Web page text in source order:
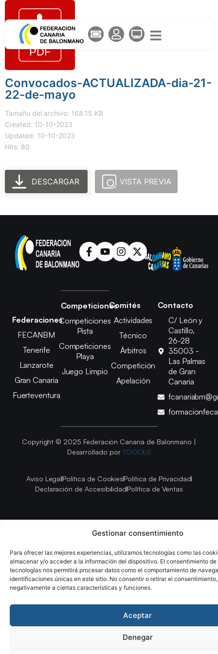
Gestionar consentimiento
Para ofrecer las mejores experiencias, utilizamos tecnologías como las
almacenar y/o acceder a la información del dispositivo. El consentimiento de
tecnologías nos permitirá procesar datos como el comportamiento de
identificaciones únicas en este sitio. No consentir o retirar el
negativamente a ciertas características y funciones.
Aceptar
Denegar
Convocados-ACTUALIZADA-dia-21-
22-de-mayo
Tamaño del archivo: 168.15 KB
Created: 10-10-2023
Updated: 10-10-2023
Hits: 80
DESCARGAR VISTA PREVIA
Federaciones
FECANBM
Tenerife
Lanzarote
Gran Canaria
Fuerteventura
Competiciones
Competiciones
Pista
Competiciones
Playa
Juego Limpio
Comités
Actividades
Técnico
Árbitros
Competición
Apelación
Contacto
C/ León y
Castillo,
26-28
35003 -
Las Palmas
de Gran
Canaria
Copyright © 2025 Federación Canaria de Balonmano |
Desarrollado por TOOOLS
Aviso LegalPolítica de CookiesPolítica de Privacidad
Declaración de AccesibilidadPolítica de Ventas